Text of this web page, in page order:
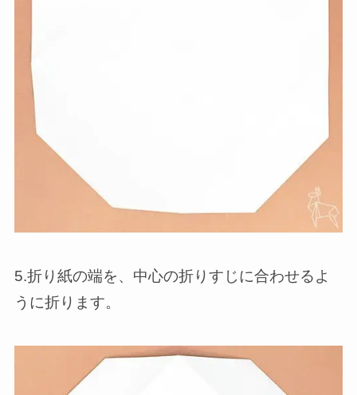
5.折り紙の端を、中心の折りすじに合わせるよ
うに折ります。